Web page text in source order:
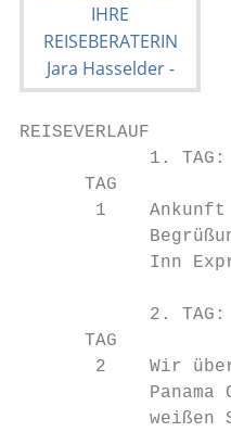
REISEVERLAUF
1.
      TAG
1
Inn
2.
      TAG
2    Wir
Panama
weißen